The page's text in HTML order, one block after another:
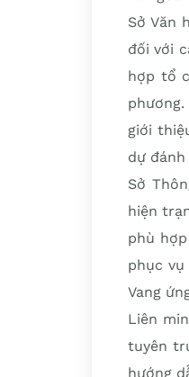
Sở Văn
đối với
hợp tổ
giới
dự đánh
Sở
hiện
phù
phục
Vang
Liên
tuyên
hướng